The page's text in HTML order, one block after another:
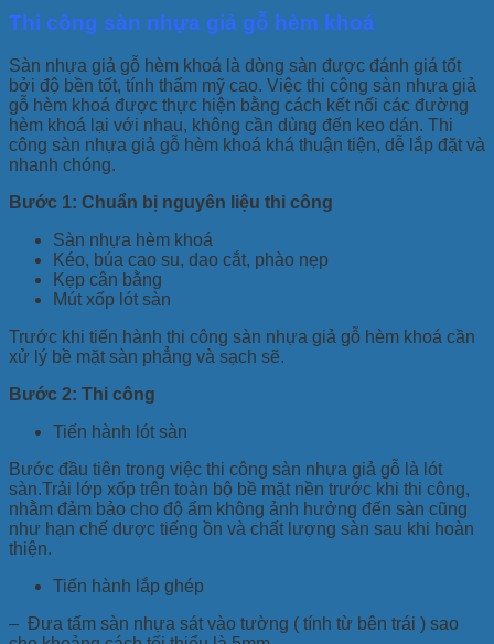
Thi công sàn nhựa giả gỗ hèm khoá
Sàn nhựa giả gỗ hèm khoá là dòng sàn được đánh giá tốt
bởi độ bền tốt, tính thẩm mỹ cao. Việc thi công sàn nhựa giả
gỗ hèm khoá được thực hiện bằng cách kết nối các đường
hèm khoá lại với nhau, không cần dùng đến keo dán. Thi
công sàn nhựa giả gỗ hèm khoá khá thuận tiện, dễ lắp đặt và
nhanh chóng.
Bước 1: Chuẩn bị nguyên liệu thi công
Sàn nhựa hèm khoá
Kéo, búa cao su, dao cắt, phào nẹp
Kẹp cân bằng
Mút xốp lót sàn
Trước khi tiến hành thi công sàn nhựa giả gỗ hèm khoá cần
xử lý bề mặt sàn phẳng và sạch sẽ.
Bước 2: Thi công
Tiến hành lót sàn
Bước đầu tiên trong việc thi công sàn nhựa giả gỗ là lót
sàn.Trải lớp xốp trên toàn bộ bề mặt nền trước khi thi công,
nhằm đảm bảo cho độ ẩm không ảnh hưởng đến sàn cũng
như hạn chế dược tiếng ồn và chất lượng sàn sau khi hoàn
thiện.
Tiến hành lắp ghép
– Đưa tấm sàn nhựa sát vào tường ( tính từ bên trái ) sao